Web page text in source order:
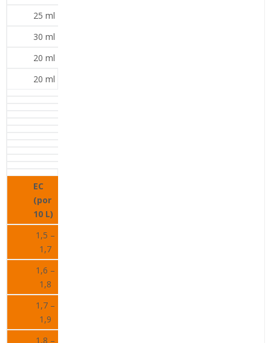
25 ml
30 ml
20 ml
20 ml
EC
(por
10 L)
1,5 –
1,7
1,6 –
1,8
1,7 –
1,9
1,8 –